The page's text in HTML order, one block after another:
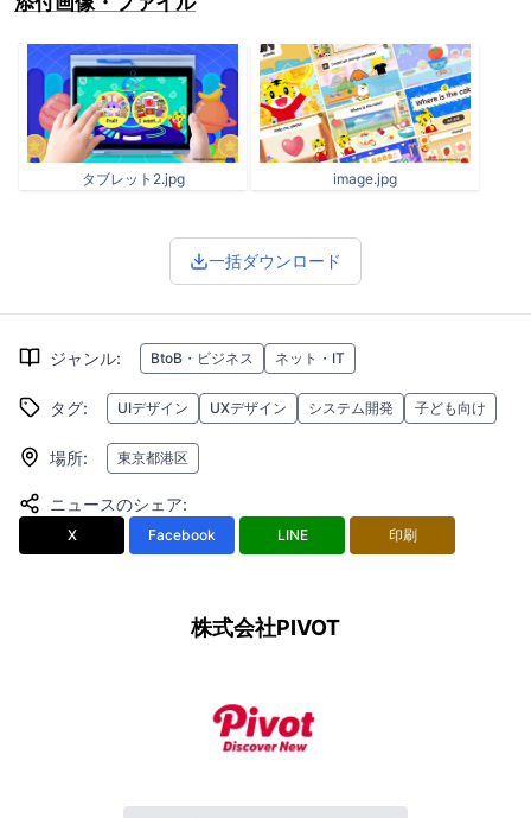
タブレット2.jpg image.jpg
一括ダウンロード
ジャンル: BtoB・ビジネス ネット・IT
タグ: UIデザイン UXデザイン システム開発 子ども向け
場所: 東京都港区
ニュースのシェア:
X Facebook LINE 印刷
株式会社PIVOT